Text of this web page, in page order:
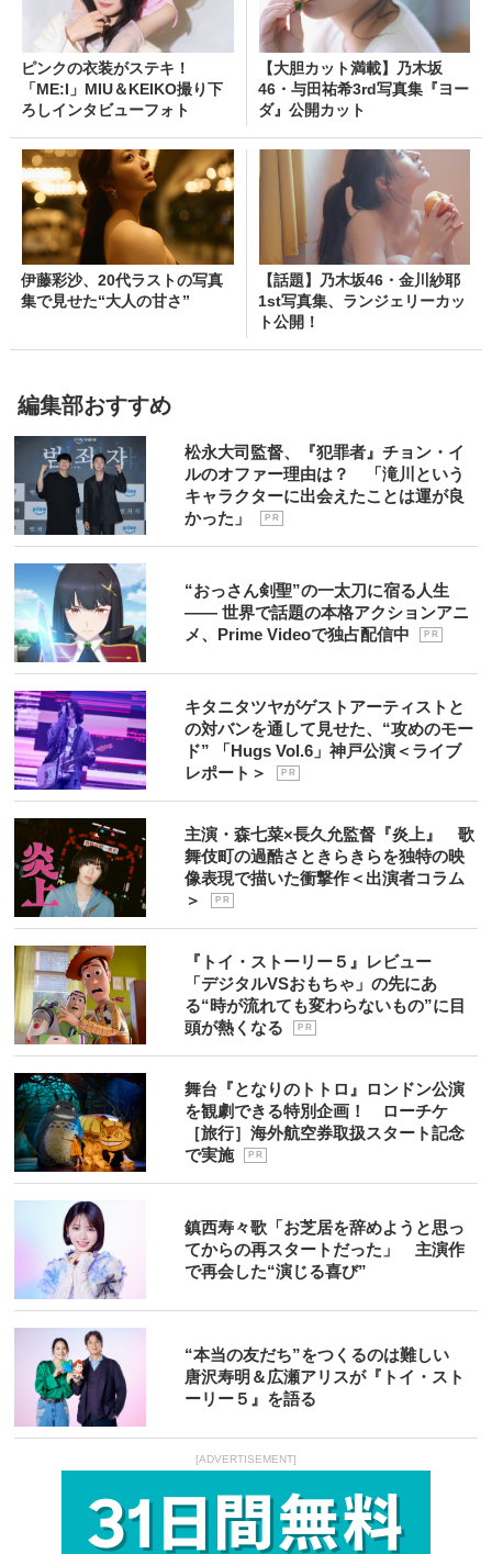
ピンクの衣装がステキ！
「ME:I」MIU＆KEIKO撮り下
ろしインタビューフォト
【大胆カット満載】乃木坂
46・与田祐希3rd写真集『ヨー
ダ』公開カット
伊藤彩沙、20代ラストの写真
集で見せた“大人の甘さ”
【話題】乃木坂46・金川紗耶
1st写真集、ランジェリーカッ
ト公開！
編集部おすすめ
松永大司監督、『犯罪者』チョン・イ
ルのオファー理由は？ 「滝川という
キャラクターに出会えたことは運が良
かった」
P R
“おっさん剣聖”の一太刀に宿る人生
―― 世界で話題の本格アクションアニ
メ、Prime Videoで独占配信中
P R
キタニタツヤがゲストアーティストと
の対バンを通して見せた、“攻めのモー
ド” 「Hugs Vol.6」神戸公演＜ライブ
レポート＞
P R
主演・森七菜×長久允監督『炎上』 歌
舞伎町の過酷さときらきらを独特の映
像表現で描いた衝撃作＜出演者コラム
＞
P R
『トイ・ストーリー５』レビュー
「デジタルVSおもちゃ」の先にあ
る“時が流れても変わらないもの”に目
頭が熱くなる
P R
舞台『となりのトトロ』ロンドン公演
を観劇できる特別企画！ ローチケ
［旅行］海外航空券取扱スタート記念
で実施
P R
鎮西寿々歌「お芝居を辞めようと思っ
てからの再スタートだった」 主演作
で再会した“演じる喜び”
“本当の友だち”をつくるのは難しい
唐沢寿明＆広瀬アリスが『トイ・スト
ーリー５』を語る
[ADVERTISEMENT]